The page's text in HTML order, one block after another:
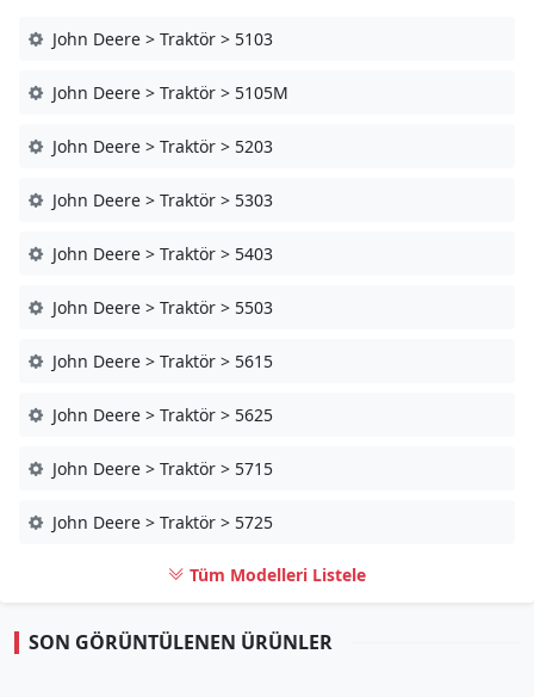
John Deere > Traktör > 5103
John Deere > Traktör > 5105M
John Deere > Traktör > 5203
John Deere > Traktör > 5303
John Deere > Traktör > 5403
John Deere > Traktör > 5503
John Deere > Traktör > 5615
John Deere > Traktör > 5625
John Deere > Traktör > 5715
John Deere > Traktör > 5725
Tüm Modelleri Listele
SON GÖRÜNTÜLENEN ÜRÜNLER